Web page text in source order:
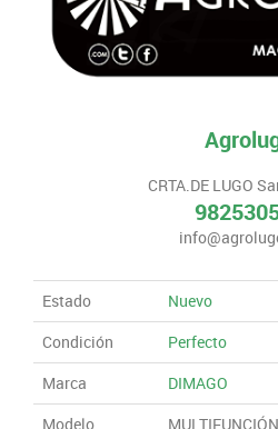
CRTA.DE LUGO
Estado
Nuevo
Condición
Perfecto
Marca
DIMAGO
Modelo